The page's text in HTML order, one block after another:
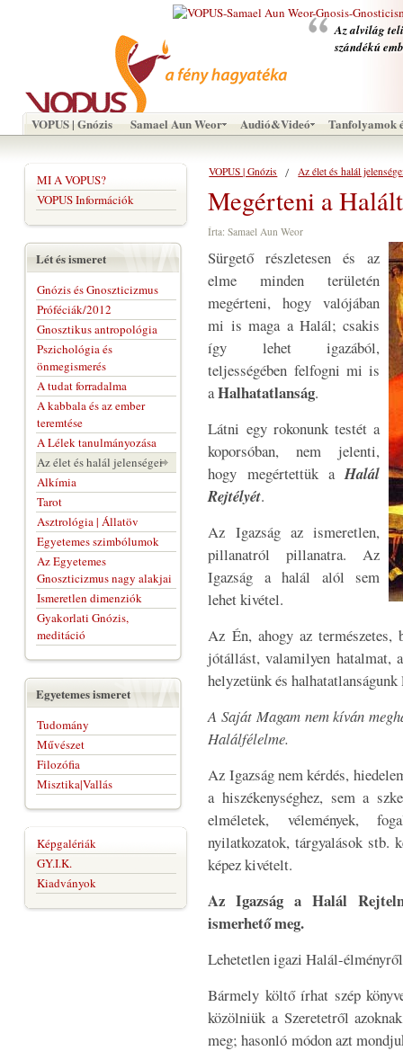
Az alvilág
szándékú
VOPUS | Gnózis Samael Aun Weor Audió&Videó Tanfolyamok
VOPUS | Gnózis Az élet és halál
Megérteni a Halált
Írta: Samael Aun Weor
Sürgető részletesen és az
elme minden területén
megérteni, hogy valójában
mi is maga a Halál; csakis
így lehet igazából,
teljességében felfogni mi is
aHalhatatlanság.
Látni egy rokonunk testét a
koporsóban, nem jelenti,
hogy megértettük aHalál
Rejtélyét.
Az Igazság az ismeretlen,
pillanatról pillanatra. Az
Igazság a halál alól sem
lehet kivétel.
Az Én, ahogy az természetes,
jótállást, valamilyen hatalmat,
helyzetünk és halhatatlanságunk
A Saját Magam nem kíván
Halálfélelme.
Az Igazság nem kérdés,
a hiszékenységhez, sem a
elméletek, vélemények,
nyilatkozatok, tárgyalások stb.
képez kivételt.
Az Igazság a Halál
ismerhető meg.
Lehetetlen igazi Halál-
Bármely költő írhat szép
közölniük a Szeretetről
meg; hasonló módon azt
MI A VOPUS?
VOPUS Információk
Lét és ismeret
Gnózis és Gnoszticizmus
Próféciák/2012
Gnosztikus antropológia
Pszichológia és
önmegismerés
A tudat forradalma
A kabbala és az ember
teremtése
A Lélek tanulmányozása
Az élet és halál jelenségei
Alkímia
Tarot
Asztrológia | Állatöv
Egyetemes szimbólumok
Az Egyetemes
Gnoszticizmus nagy alakjai
Ismeretlen dimenziók
Gyakorlati Gnózis,
meditáció
Egyetemes ismeret
Tudomány
Művészet
Filozófia
Misztika|Vallás
Képgalériák
GY.I.K.
Kiadványok